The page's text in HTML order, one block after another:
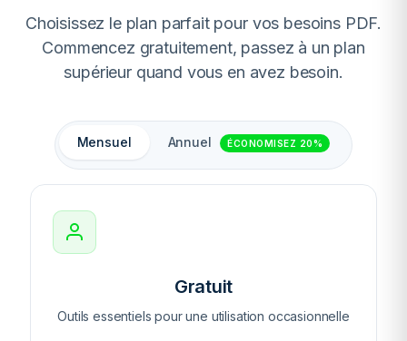
Choisissez le plan parfait pour vos besoins PDF.
Commencez gratuitement, passez à un plan
supérieur quand vous en avez besoin.
Mensuel Annuel ÉCONOMISEZ 20%
Gratuit
Outils essentiels pour une utilisation occasionnelle